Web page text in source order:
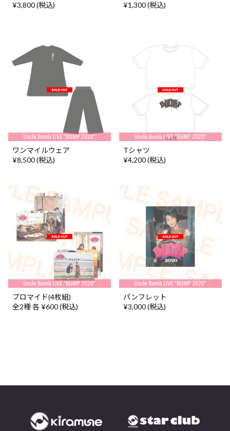
¥3,800 (税込)
¥1,300 (税込)
ワンマイルウェア
¥8,500 (税込)
Tシャツ
¥4,200 (税込)
ブロマイド(4枚組)
全2種 各 ¥600 (税込)
パンフレット
¥3,000 (税込)